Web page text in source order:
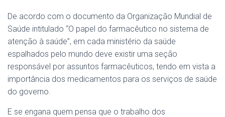
De acordo com o documento da Organização Mundial de
Saúde intitulado “O papel do farmacêutico no sistema de
atenção à saúde”, em cada ministério da saúde
espalhados pelo mundo deve existir uma seção
responsável por assuntos farmacêuticos, tendo em vista a
importância dos medicamentos para os serviços de saúde
do governo.
E se engana quem pensa que o trabalho dos